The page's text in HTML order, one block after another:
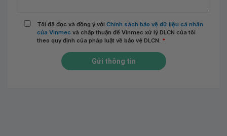
Tôi đã đọc và đồng ý với Chính sách bảo vệ dữ liệu cá nhân
của Vinmec và chấp thuận để Vinmec xử lý DLCN của tôi
theo quy định của pháp luật về bảo vệ DLCN. *
Gửi thông tin